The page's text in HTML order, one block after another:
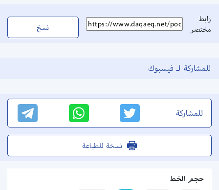
رابط
مختصر
نسخ
للمشاركة لـ فيسبوك
للمشاركة
نسخة للطباعة
حجم الخط